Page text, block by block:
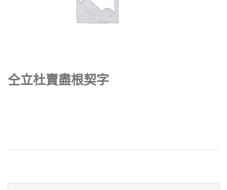
仝立杜賣盡根契字